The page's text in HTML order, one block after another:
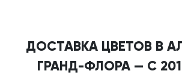
ДОСТАВКА ЦВЕТОВ В
ГРАНД-ФЛОРА — С